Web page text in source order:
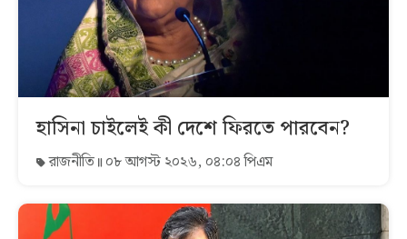
হাসিনা চাইলেই কী দেশে ফিরতে পারবেন?
রাজনীতি ০৮ আগস্ট ২০২৬, ০৪:০৪ পিএম